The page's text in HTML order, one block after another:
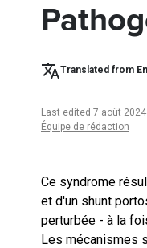
Translated from
Last edited 7 août 2024
Équipe de rédaction
Ce syndrome
et d'un shunt
perturbée - à la
Les mécanismes